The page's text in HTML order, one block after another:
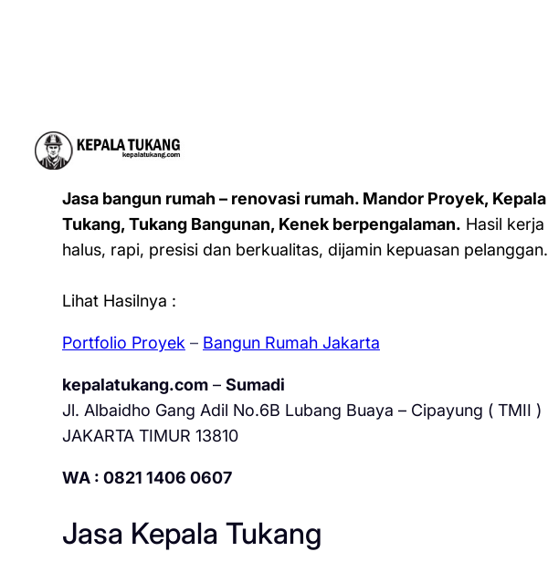
Jasa bangun rumah – renovasi rumah. Mandor Proyek, Kepala
Tukang, Tukang Bangunan, Kenek berpengalaman. Hasil kerja
halus, rapi, presisi dan berkualitas, dijamin kepuasan pelanggan.
Lihat Hasilnya :
Portfolio Proyek – Bangun Rumah Jakarta
kepalatukang.com– Sumadi
Jl. Albaidho Gang Adil No.6B Lubang Buaya – Cipayung ( TMII )
JAKARTA TIMUR 13810
WA : 0821 1406 0607
Jasa Kepala Tukang